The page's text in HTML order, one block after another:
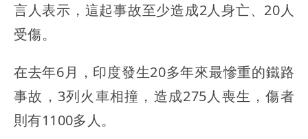
言人表示，這起事故至少造成2人身亡、20人
受傷。
在去年6月，印度發生20多年來最慘重的鐵路
事故，3列火車相撞，造成275人喪生，傷者
則有1100多人。